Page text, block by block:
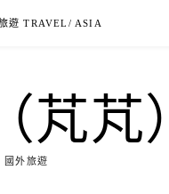
遊 TRAVEL/ ASIA
芃）
國外旅遊